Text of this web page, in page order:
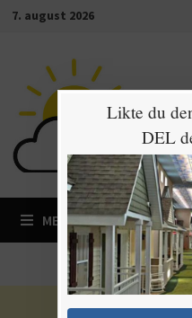
Gå7. august 2026
MENY
Likte du
DEL